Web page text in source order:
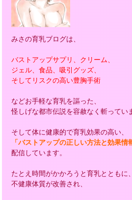
みさの育乳ブログは、
バストアップサプリ、クリーム、
ジェル、食品、吸引グッズ、
そしてリスクの高い豊胸手術
などお手軽な育乳を謳った、
怪しげな都市伝説を容赦なく斬ってい
そして体に健康的で育乳効果の高い、
「バストアップの正しい方法と効果情
配信しています。
たとえ時間がかかろうと育乳とともに、
不健康体質が改善され、